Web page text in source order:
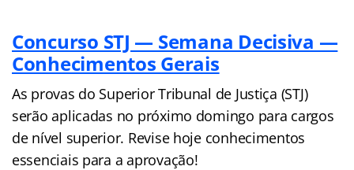
Concurso STJ — Semana Decisiva —
Conhecimentos Gerais
As provas do Superior Tribunal de Justiça (STJ)
serão aplicadas no próximo domingo para cargos
de nível superior. Revise hoje conhecimentos
essenciais para a aprovação!